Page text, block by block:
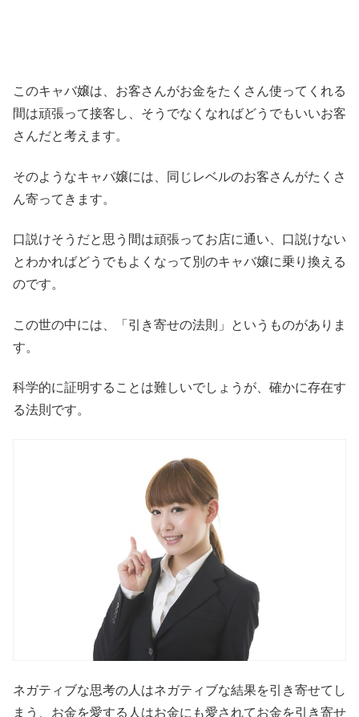
このキャバ嬢は、お客さんがお金をたくさん使ってくれる
間は頑張って接客し、そうでなくなればどうでもいいお客
さんだと考えます。
そのようなキャバ嬢には、同じレベルのお客さんがたくさ
ん寄ってきます。
口説けそうだと思う間は頑張ってお店に通い、口説けない
とわかればどうでもよくなって別のキャバ嬢に乗り換える
のです。
この世の中には、「引き寄せの法則」というものがありま
す。
科学的に証明することは難しいでしょうが、確かに存在す
る法則です。
ネガティブな思考の人はネガティブな結果を引き寄せてし
まう、お金を愛する人はお金にも愛されてお金を引き寄せ